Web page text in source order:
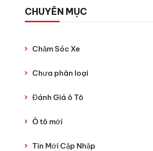
CHUYÊN MỤC
Chăm Sóc Xe
Chưa phân loại
Đánh Giá ô Tô
Ô tô mới
Tin Mới Cập Nhập